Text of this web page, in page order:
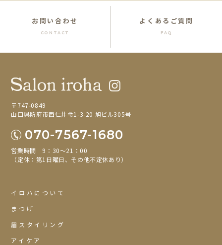
お問い合わせ
CONTACT
よくあるご質問
FAQ
〒747-0849
山口県防府市西仁井令1-3-20 旭ビル305号
070-7567-1680
営業時間 9：30～21：00
（定休：第1日曜日、その他不定休あり）
イロハについて
まつげ
眉スタイリング
アイケア